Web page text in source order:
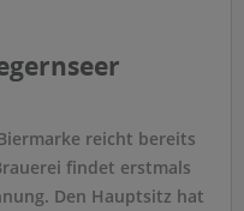
reicht bereits
findet erstmals
Den Hauptsitz hat